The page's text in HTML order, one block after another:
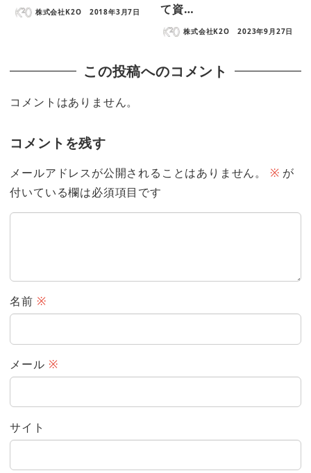
株式会社K2O 2018年3月7日
て資…
株式会社K2O 2023年9月27日
この投稿へのコメント
コメントはありません。
コメントを残す
メールアドレスが公開されることはありません。 ※ が
付いている欄は必須項目です
名前 ※
メール ※
サイト